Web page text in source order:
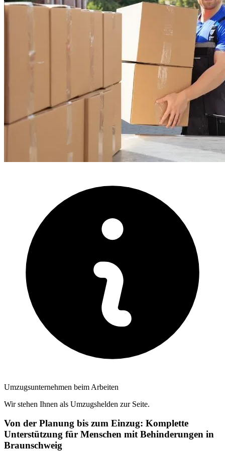
Umzugsunternehmen beim Arbeiten
Wir stehen Ihnen als Umzugshelden zur Seite.
Von der Planung bis zum Einzug: Komplette
Unterstützung für Menschen mit Behinderungen in
Braunschweig